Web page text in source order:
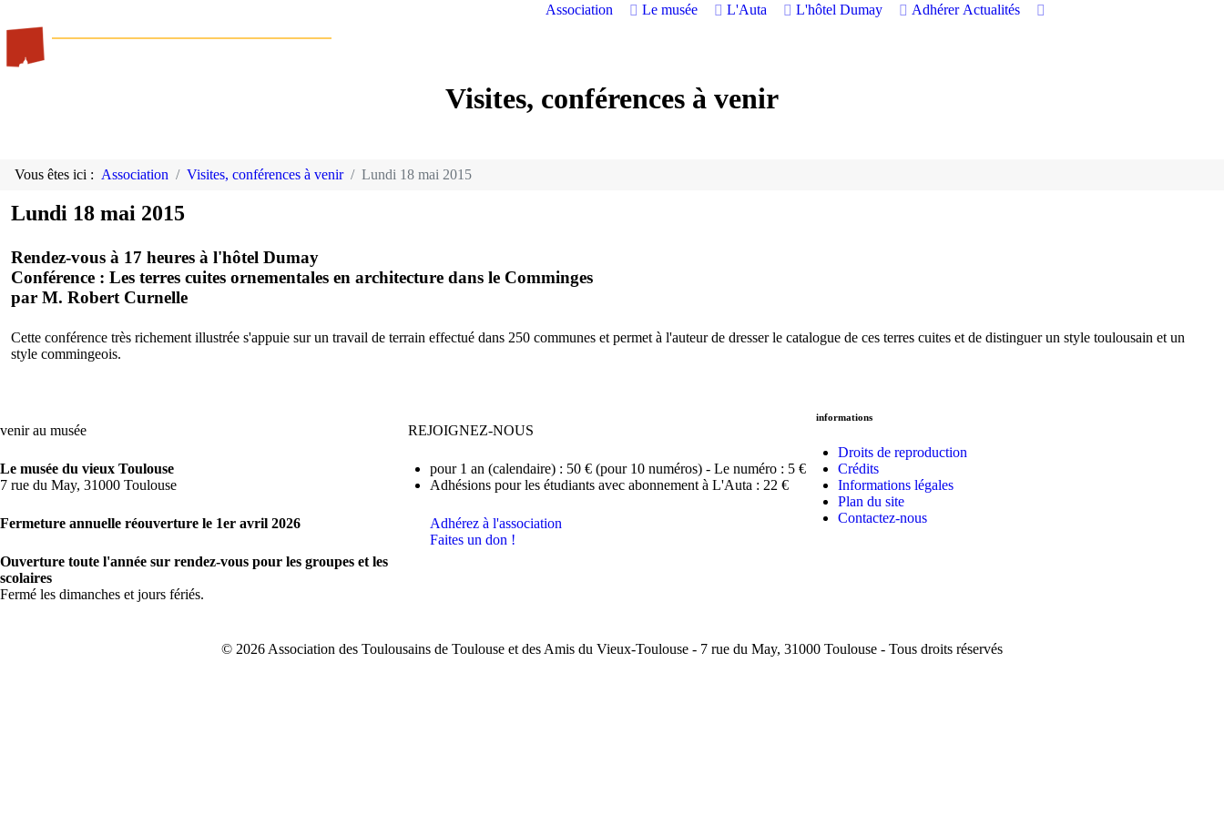
Association Le musée L'Auta L'hôtel Dumay Adhérer Actualités
Visites, conférences à venir
Vous êtes ici : Association Visites, conférences à venir Lundi 18 mai 2015
Lundi 18 mai 2015
Rendez-vous à 17 heures à l'hôtel Dumay
Conférence : Les terres cuites ornementales en architecture dans le Comminges
par M. Robert Curnelle
Cette conférence très richement illustrée s'appuie sur un travail de terrain effectué dans 250 communes et permet à l'auteur de dresser le catalogue de ces terres cuites et de distinguer un style toulousain et un
style commingeois.
venir au musée
Le musée du vieux Toulouse
7 rue du May, 31000 Toulouse
Fermeture annuelle réouverture le 1er avril 2026
Ouverture toute l'année sur rendez-vous pour les groupes et les
scolaires
Fermé les dimanches et jours fériés.
REJOIGNEZ-NOUS
pour 1 an (calendaire) : 50 € (pour 10 numéros) - Le numéro : 5 €
Adhésions pour les étudiants avec abonnement à L'Auta : 22 €
Adhérez à l'association
Faites un don !
informations
Droits de reproduction
Crédits
Informations légales
Plan du site
Contactez-nous
© 2026 Association des Toulousains de Toulouse et des Amis du Vieux-Toulouse - 7 rue du May, 31000 Toulouse - Tous droits réservés